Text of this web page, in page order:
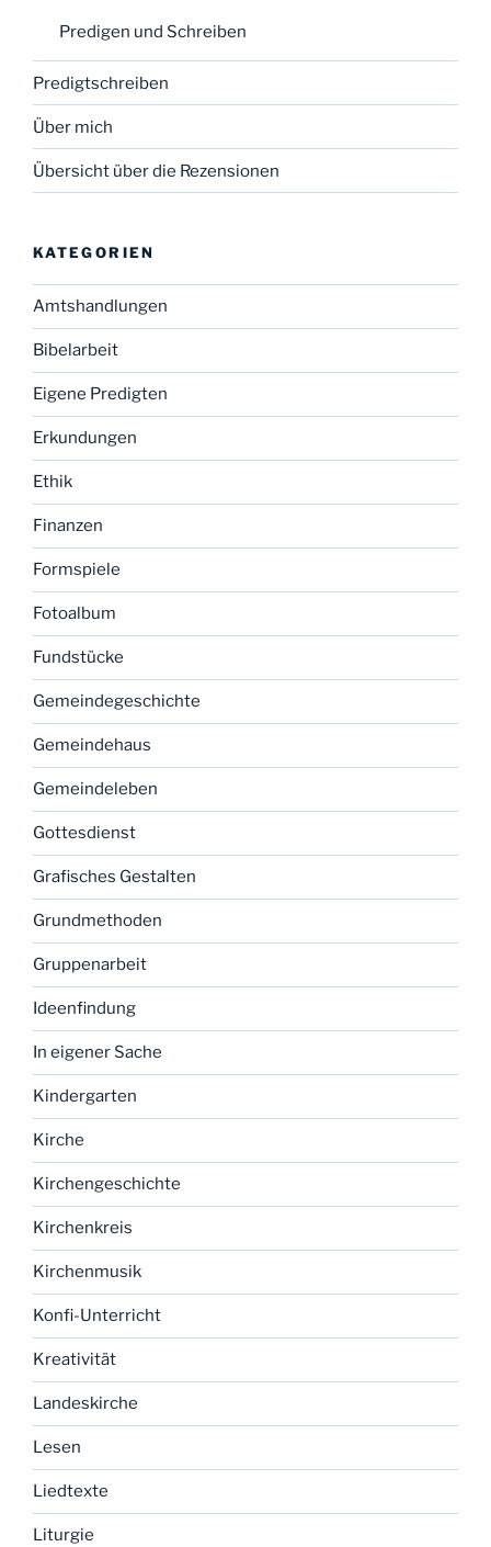
Predigen und Schreiben
Predigtschreiben
Über mich
Übersicht über die Rezensionen
KATEGORIEN
Amtshandlungen
Bibelarbeit
Eigene Predigten
Erkundungen
Ethik
Finanzen
Formspiele
Fotoalbum
Fundstücke
Gemeindegeschichte
Gemeindehaus
Gemeindeleben
Gottesdienst
Grafisches Gestalten
Grundmethoden
Gruppenarbeit
Ideenfindung
In eigener Sache
Kindergarten
Kirche
Kirchengeschichte
Kirchenkreis
Kirchenmusik
Konfi-Unterricht
Kreativität
Landeskirche
Lesen
Liedtexte
Liturgie